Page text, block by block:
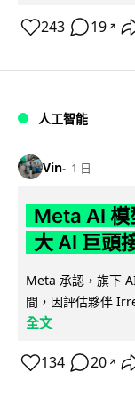
243 19 ↗
人工智能
Vin 1 日
Meta AI 模
大 AI 巨頭
Meta 承認，旗下
間，因評估夥伴
全文
134 20 ↗